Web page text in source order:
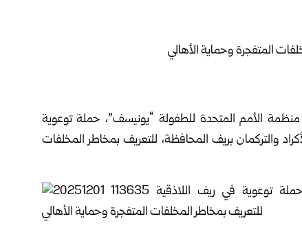
منظمة الأمم المتحدة للطفولة “يونيسف”، حملة توعوية
والتركمان بريف المحافظة، للتعريف بمخاطر المخلفات